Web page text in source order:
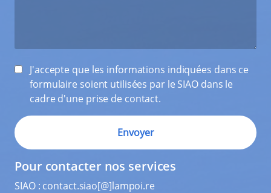
J'accepte que les informations indiquées dans ce
formulaire soient utilisées par le SIAO dans le
cadre d'une prise de contact.
Pour contacter nos services
SIAO : contact.siao[@]lampoi.re